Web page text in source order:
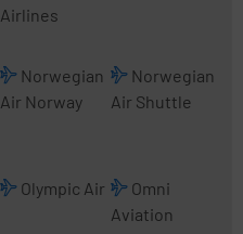
Airlines
Norwegian
Air Norway
Norwegian
Air Shuttle
Olympic Air
Omni
Aviation